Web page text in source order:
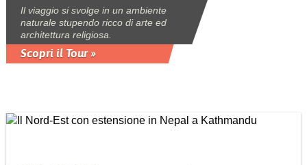
Il viaggio si svolge in un ambiente
naturale stupendo ricco di arte ed
architettura religiosa.
Scopri il Tour »